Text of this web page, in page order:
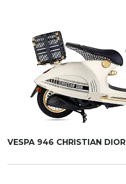
VESPA 946 CHRISTIAN DIOR